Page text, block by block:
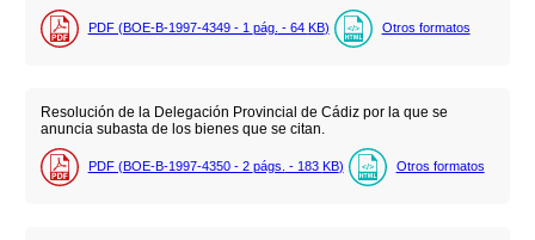
PDF (BOE-B-1997-4349 - 1 pág. - 64 KB) Otros formatos
Resolución de la Delegación Provincial de Cádiz por la que se
anuncia subasta de los bienes que se citan.
PDF (BOE-B-1997-4350 - 2 págs. - 183 KB) Otros formatos